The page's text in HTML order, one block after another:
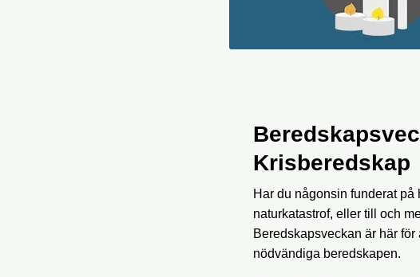
Krisberedskap
Har du någonsin funderat på
naturkatastrof, eller till och
Beredskapsveckan är här
nödvändiga beredskapen.